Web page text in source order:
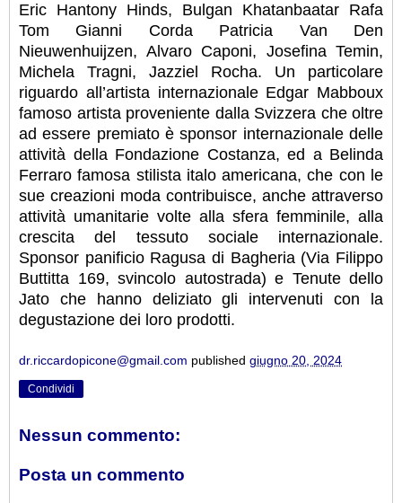
Eric Hantony Hinds, Bulgan Khatanbaatar Rafa
Tom Gianni Corda Patricia Van Den
Nieuwenhuijzen, Alvaro Caponi, Josefina Temin,
Michela Tragni, Jazziel Rocha. Un particolare
riguardo all’artista internazionale Edgar Mabboux
famoso artista proveniente dalla Svizzera che oltre
ad essere premiato è sponsor internazionale delle
attività della Fondazione Costanza, ed a Belinda
Ferraro famosa stilista italo americana, che con le
sue creazioni moda contribuisce, anche attraverso
attività umanitarie volte alla sfera femminile, alla
crescita del tessuto sociale internazionale.
Sponsor panificio Ragusa di Bagheria (Via Filippo
Buttitta 169, svincolo autostrada) e Tenute dello
Jato che hanno deliziato gli intervenuti con la
degustazione dei loro prodotti.
dr.riccardopicone@gmail.com published giugno 20, 2024
Condividi
Nessun commento:
Posta un commento